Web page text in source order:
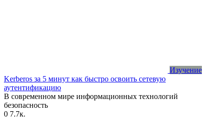
Изучение
Kerberos за 5 минут как быстро освоить сетевую
аутентификацию
В современном мире информационных технологий
безопасность
0 7.7к.